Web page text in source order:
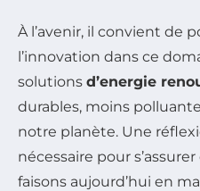
À l’avenir, il convient de
l’innovation dans ce
solutions d’energie
durables, moins
notre planète. Une
nécessaire pour
faisons aujourd’hui en